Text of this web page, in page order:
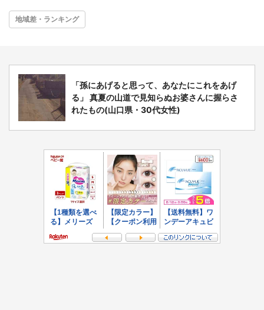
地域差・ランキング
「孫にあげると思って、あなたにこれをあげ
る」 真夏の山道で見知らぬお婆さんに握らさ
れたもの(山口県・30代女性)